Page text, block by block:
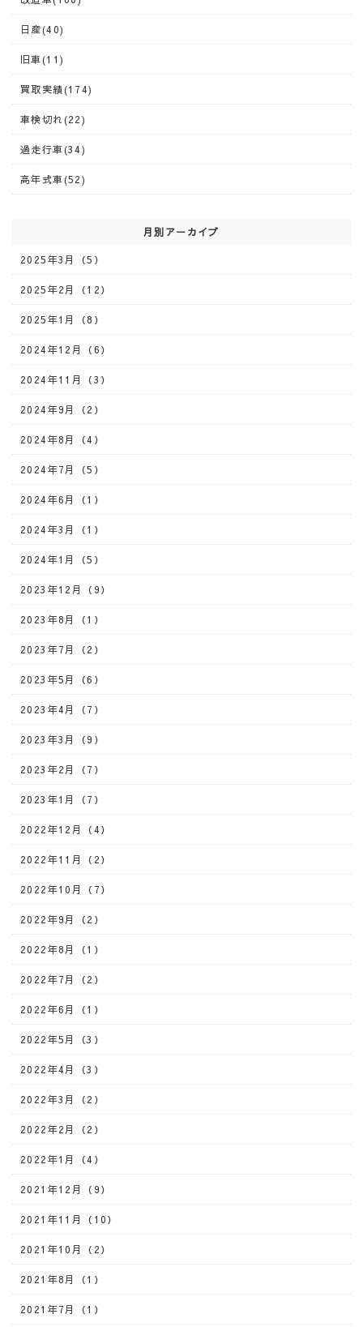
日産(40)
旧車(11)
買取実績(174)
車検切れ(22)
過走行車(34)
高年式車(52)
月別アーカイブ
2025年3月（5）
2025年2月（12）
2025年1月（8）
2024年12月（6）
2024年11月（3）
2024年9月（2）
2024年8月（4）
2024年7月（5）
2024年6月（1）
2024年3月（1）
2024年1月（5）
2023年12月（9）
2023年8月（1）
2023年7月（2）
2023年5月（6）
2023年4月（7）
2023年3月（9）
2023年2月（7）
2023年1月（7）
2022年12月（4）
2022年11月（2）
2022年10月（7）
2022年9月（2）
2022年8月（1）
2022年7月（2）
2022年6月（1）
2022年5月（3）
2022年4月（3）
2022年3月（2）
2022年2月（2）
2022年1月（4）
2021年12月（9）
2021年11月（10）
2021年10月（2）
2021年8月（1）
2021年7月（1）